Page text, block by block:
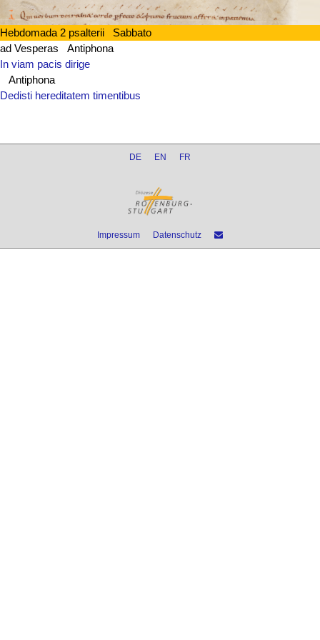
Hebdomada 2 psalterii Sabbato
ad Vesperas Antiphona
In viam pacis dirige
Antiphona
Dedisti hereditatem timentibus
DE EN FR
Impressum Datenschutz